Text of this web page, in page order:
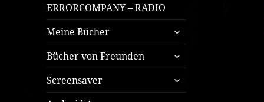
ERRORCOMPANY – RADIO
Meine Bücher
untermenü
öffnen
Bücher von Freunden
untermenü
öffnen
Screensaver
untermenü
öffnen